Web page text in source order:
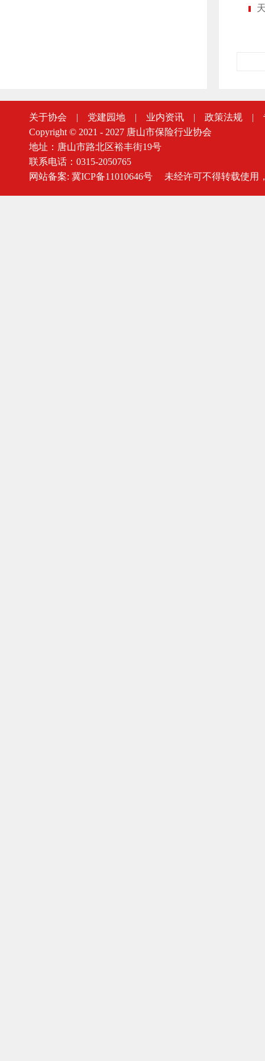
关于协会 | 党建园地 | 业内资讯 | 政策法规 |
Copyright © 2021 - 2027 唐山市保险行业协会
地址：唐山市路北区裕丰街19号
联系电话：0315-2050765
网站备案: 冀ICP备11010646号 未经许可不得转载使用